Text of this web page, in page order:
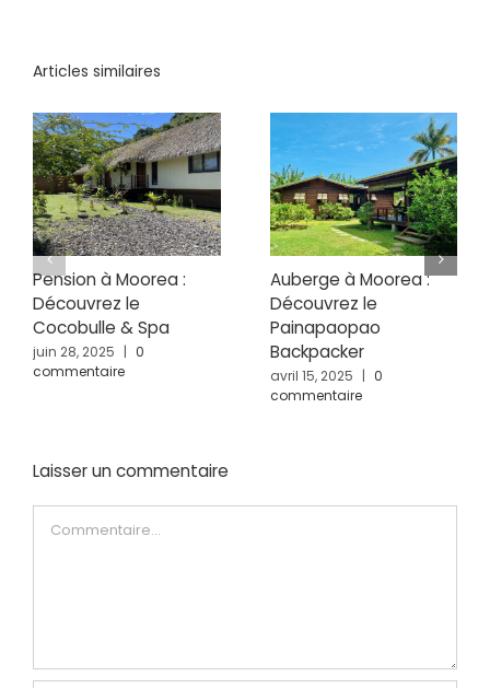
Articles similaires
Pension à Moorea :
Découvrez le
Cocobulle & Spa
juin 28, 2025 | 0
commentaire
Auberge à Moorea :
Découvrez le
Painapaopao
Backpacker
avril 15, 2025 | 0
commentaire
Laisser un commentaire